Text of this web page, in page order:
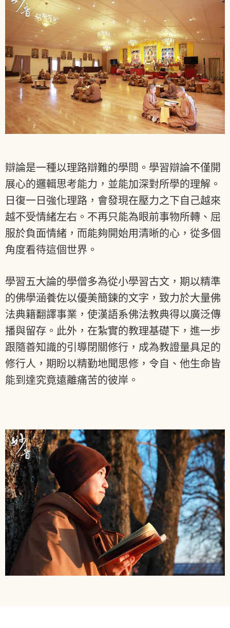
辯論是一種以理路辯難的學問。學習辯論不僅開
展心的邏輯思考能力，並能加深對所學的理解。
日復一日強化理路，會發現在壓力之下自己越來
越不受情緒左右。不再只能為眼前事物所轉、屈
服於負面情緒，而能夠開始用清晰的心，從多個
角度看待這個世界。
學習五大論的學僧多為從小學習古文，期以精準
的佛學涵養佐以優美簡鍊的文字，致力於大量佛
法典籍翻譯事業，使漢語系佛法教典得以廣泛傳
播與留存。此外，在紮實的教理基礎下，進一步
跟隨善知識的引導閉關修行，成為教證量具足的
修行人，期盼以精勤地聞思修，令自、他生命皆
能到達究竟遠離痛苦的彼岸。